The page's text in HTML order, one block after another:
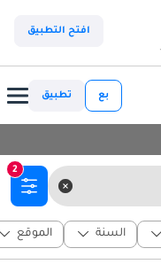
افتح التطبيق
بع تطبيق
2
السنة الموقع